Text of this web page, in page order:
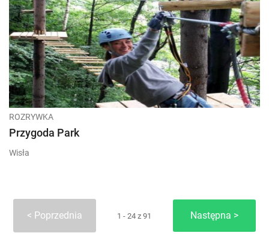
ROZRYWKA
Przygoda Park
Wisła
Poprzednia 1 - 24 z 91 Następna